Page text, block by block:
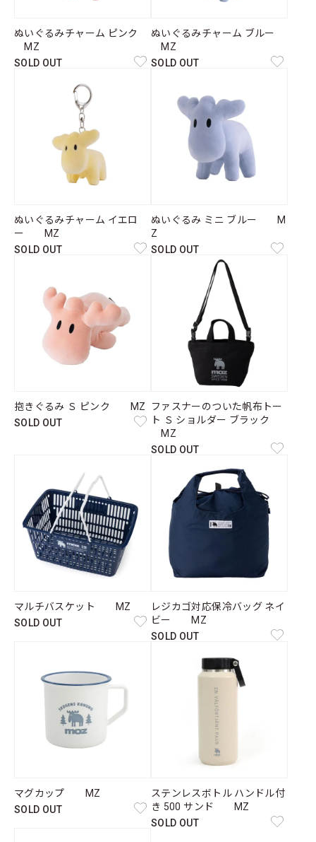
ぬいぐるみチャーム ピンク
MZ
SOLD OUT
ぬいぐるみチャーム ブルー
MZ
SOLD OUT
ぬいぐるみチャーム イエロ
ー MZ
SOLD OUT
ぬいぐるみ ミニ ブルー M
Z
SOLD OUT
抱きぐるみ Ｓ ピンク MZ
SOLD OUT
ファスナーのついた帆布トー
ト Ｓ ショルダー ブラック
MZ
SOLD OUT
マルチバスケット MZ
SOLD OUT
レジカゴ対応保冷バッグ ネイ
ビー MZ
SOLD OUT
マグカップ MZ
SOLD OUT
ステンレスボトル ハンドル付
き 500 サンド MZ
SOLD OUT